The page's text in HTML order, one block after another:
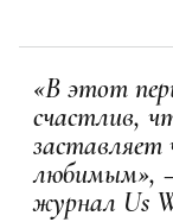
«В этот
счастлив,
любимым»,
журнал Us